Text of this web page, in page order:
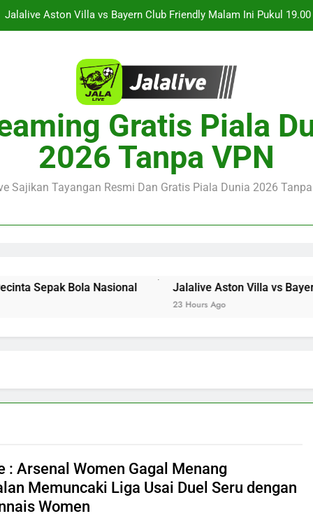
Jalalive Aston Villa vs Bayern Club Friendly Malam Ini Pukul
KuPS vs U Craiova Liga Eropa UEFA Malam Ini Pukul 22.00
Streaming Singapura vs Indonesia Piala ASEAN Malam Ini
Jalalive Aston Villa vs Bayern Club Friendly Malam Ini Pukul
Persahabatan
Jalalive Streaming Monaco vs Getafe Club Friendly Dini Hari Ini
Gratis Piala
2026 Tanpa VPN
Sajikan Tayangan Resmi Dan Gratis Piala Dunia 2026
Bola Nasional Jalalive Aston Villa vs Bayern
23 Hours Ago
: Arsenal Women Gagal Menang
Memuncaki Liga Usai Duel Seru dengan
Women